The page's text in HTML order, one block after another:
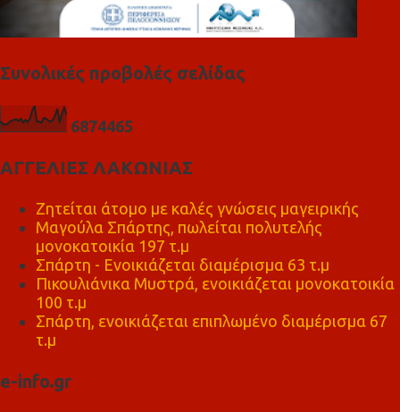
Συνολικές προβολές σελίδας
6874465
ΑΓΓΕΛΙΕΣ ΛΑΚΩΝΙΑΣ
Ζητείται άτομο με καλές γνώσεις μαγειρικής
Μαγούλα Σπάρτης, πωλείται πολυτελής
μονοκατοικία 197 τ.μ
Σπάρτη - Ενοικιάζεται διαμέρισμα 63 τ.μ
Πικουλιάνικα Μυστρά, ενοικιάζεται μονοκατοικία
100 τ.μ
Σπάρτη, ενοικιάζεται επιπλωμένο διαμέρισμα 67
τ.μ
e-info.gr